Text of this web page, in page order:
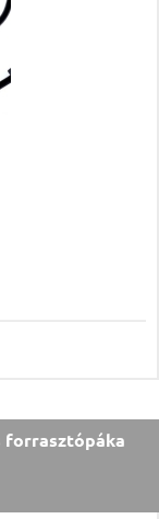
forrasztópáka